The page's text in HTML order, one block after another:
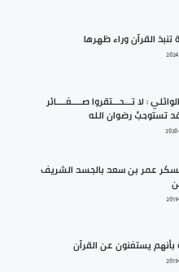
تنبذ القرآن وراء ظهرها
: لا تـــحـــتقروا صــــغــــائر
تستوجبُ رضوان الله
عمر بن سعد بالجسد الشريف
بأنهم يستغنون عن القرآن